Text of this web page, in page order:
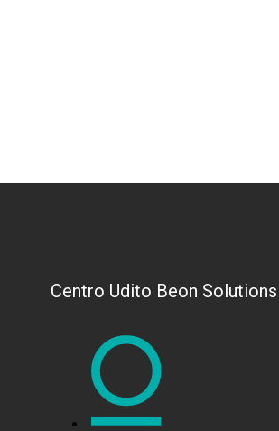
Centro Udito Beon Solutions